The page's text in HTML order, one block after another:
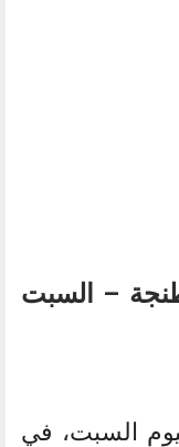
– السبت
السبت، في